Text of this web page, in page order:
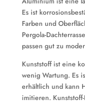
Es ist
Farben und
Pergola-
passen gut zu
Kunststoff ist eine
wenig Wartung. Es
erhältlich und kann
imitieren.